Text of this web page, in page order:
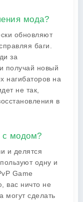
мода?
обновляют
баги.
за
получай новый
нагибаторов на
не так,
в
с модом?
и делятся
одну и
Game
ничто не
могут сделать